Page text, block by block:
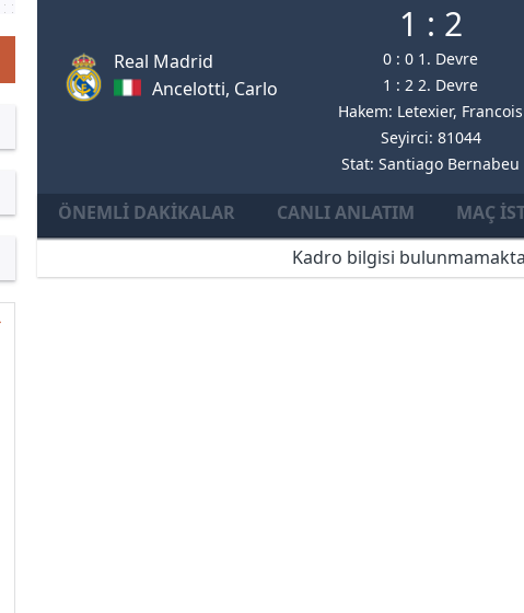
Real Madrid
Ancelotti, Carlo
1 : 2
0 : 0 1. Devre
1 : 2 2. Devre
Hakem: Letexier, Francois
Seyirci: 81044
Stat: Santiago Bernabeu
ÖNEMLI DAKIKALAR CANLI ANLATIM MAÇ
Kadro bilgisi